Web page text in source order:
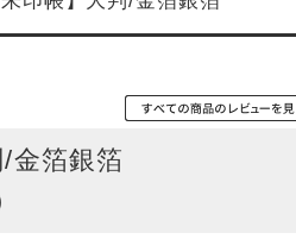
/金箔銀箔